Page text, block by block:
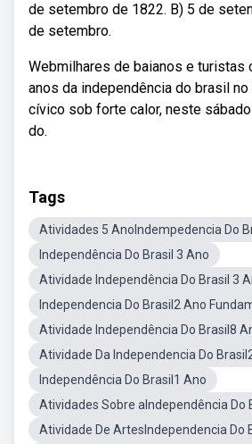
de setembro de 1822. B) 5 de
de setembro.
Webmilhares de baianos e turistas
anos da independência do brasil
cívico sob forte calor, neste
do.
Tags
Atividades 5 AnoIndempedencia Do
Independência Do Brasil 3 Ano
Atividade Independência Do Brasil 3
Independencia Do Brasil2 Ano
Atividade Independência Do Brasil8
Atividade Da Independencia Do
Independência Do Brasil1 Ano
Atividades Sobre aIndependência Do
Atividade De ArtesIndependencia Do